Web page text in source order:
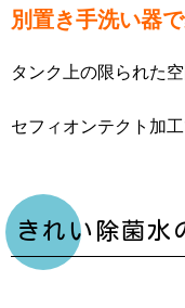
別置き手洗い器
タンク上の限られた空
セフィオンテクト加
きれい除菌水